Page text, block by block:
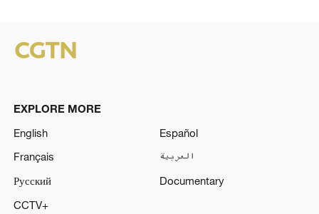
EXPLORE MORE
English
Español
Français
العربية
Русский
Documentary
CCTV+